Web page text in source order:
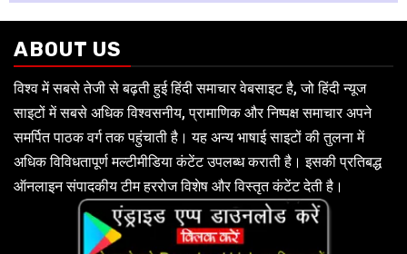
ABOUT US
विश्व में सबसे तेजी से बढ़ती हुई हिंदी समाचार वेबसाइट है, जो हिंदी न्यूज
साइटों में सबसे अधिक विश्वसनीय, प्रामाणिक और निष्पक्ष समाचार अपने
समर्पित पाठक वर्ग तक पहुंचाती है। यह अन्य भाषाई साइटों की तुलना में
अधिक विविधतापूर्ण मल्टीमीडिया कंटेंट उपलब्ध कराती है। इसकी प्रतिबद्ध
ऑनलाइन संपादकीय टीम हररोज विशेष और विस्तृत कंटेंट देती है।